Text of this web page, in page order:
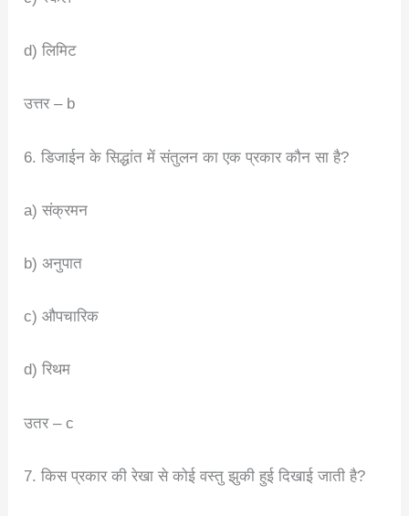
d) लिमिट
उत्तर – b
6. डिजाईन के सिद्धांत में संतुलन का एक प्रकार कौन सा है?
a) संक्रमन
b) अनुपात
c) औपचारिक
d) रिथम
उतर – c
7. किस प्रकार की रेखा से कोई वस्तु झुकी हुई दिखाई जाती है?